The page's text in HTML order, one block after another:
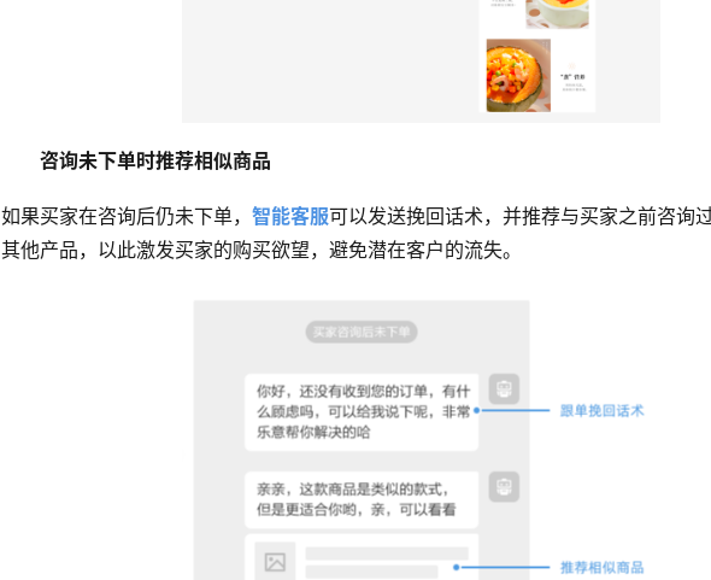
咨询未下单时推荐相似商品
如果买家在咨询后仍未下单，智能客服可以发送挽回话术，并推荐与买家之前咨询
其他产品，以此激发买家的购买欲望，避免潜在客户的流失。